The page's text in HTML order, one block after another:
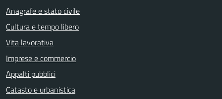
Anagrafe e stato civile
Cultura e tempo libero
Vita lavorativa
Imprese e commercio
Appalti pubblici
Catasto e urbanistica